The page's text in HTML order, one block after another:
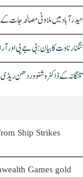
حیدرآباد میں ملاوٹی مصالحہ جات کے خلاف بڑا کریک
کنگنا رناوت کا بیان: بی جے پی
تلنگانہ کے ڈاکٹر وشنو وردھن
Ship Strikes
Games gold